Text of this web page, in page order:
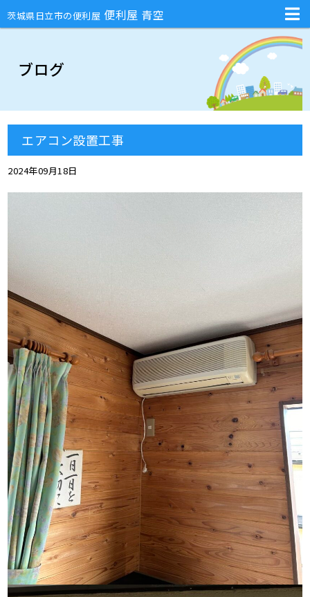
茨城県日立市の便利屋 便利屋 青空
不用品回収・部屋の片付け・庭のお手入れ・ハチの巣駆除・引越し
ブログ
エアコン設置工事
2024年09月18日